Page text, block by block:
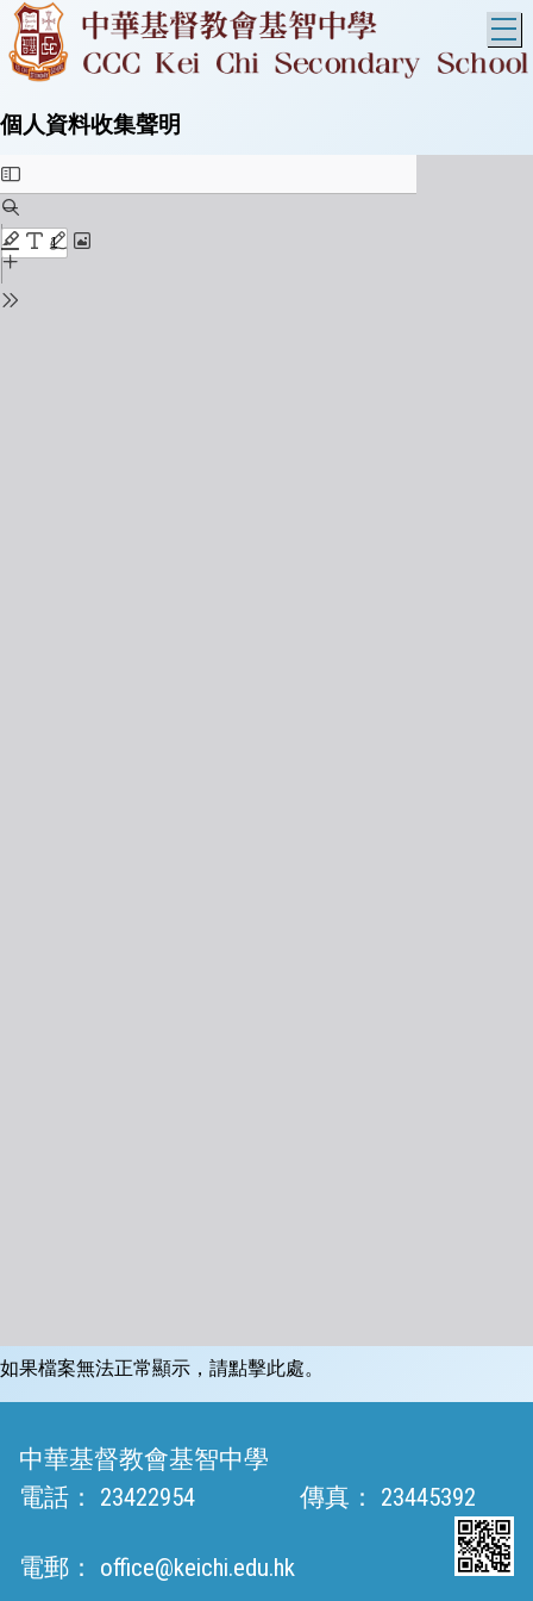
個人資料收集聲明
如果檔案無法正常顯示，請點擊此處。
中華基督教會基智中學
電話：
23422954 傳真： 23445392
電郵： office@keichi.edu.hk